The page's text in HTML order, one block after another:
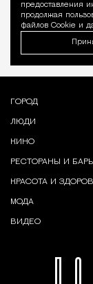
предоставления
продолжая
файлов Cookie и
ГОРОД
ЛЮДИ
КИНО
РЕСТОРАНЫ И БАРЫ
КРАСОТА И
МОДА
ВИДЕО